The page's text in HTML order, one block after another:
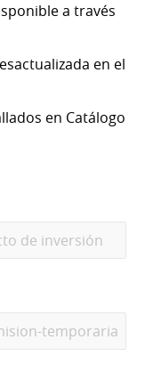
a través
en el
en Catálogo